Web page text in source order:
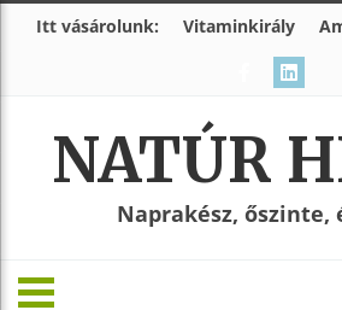
Itt vásárolunk: Vitaminkirály
NATÚR
Naprakész, őszinte,